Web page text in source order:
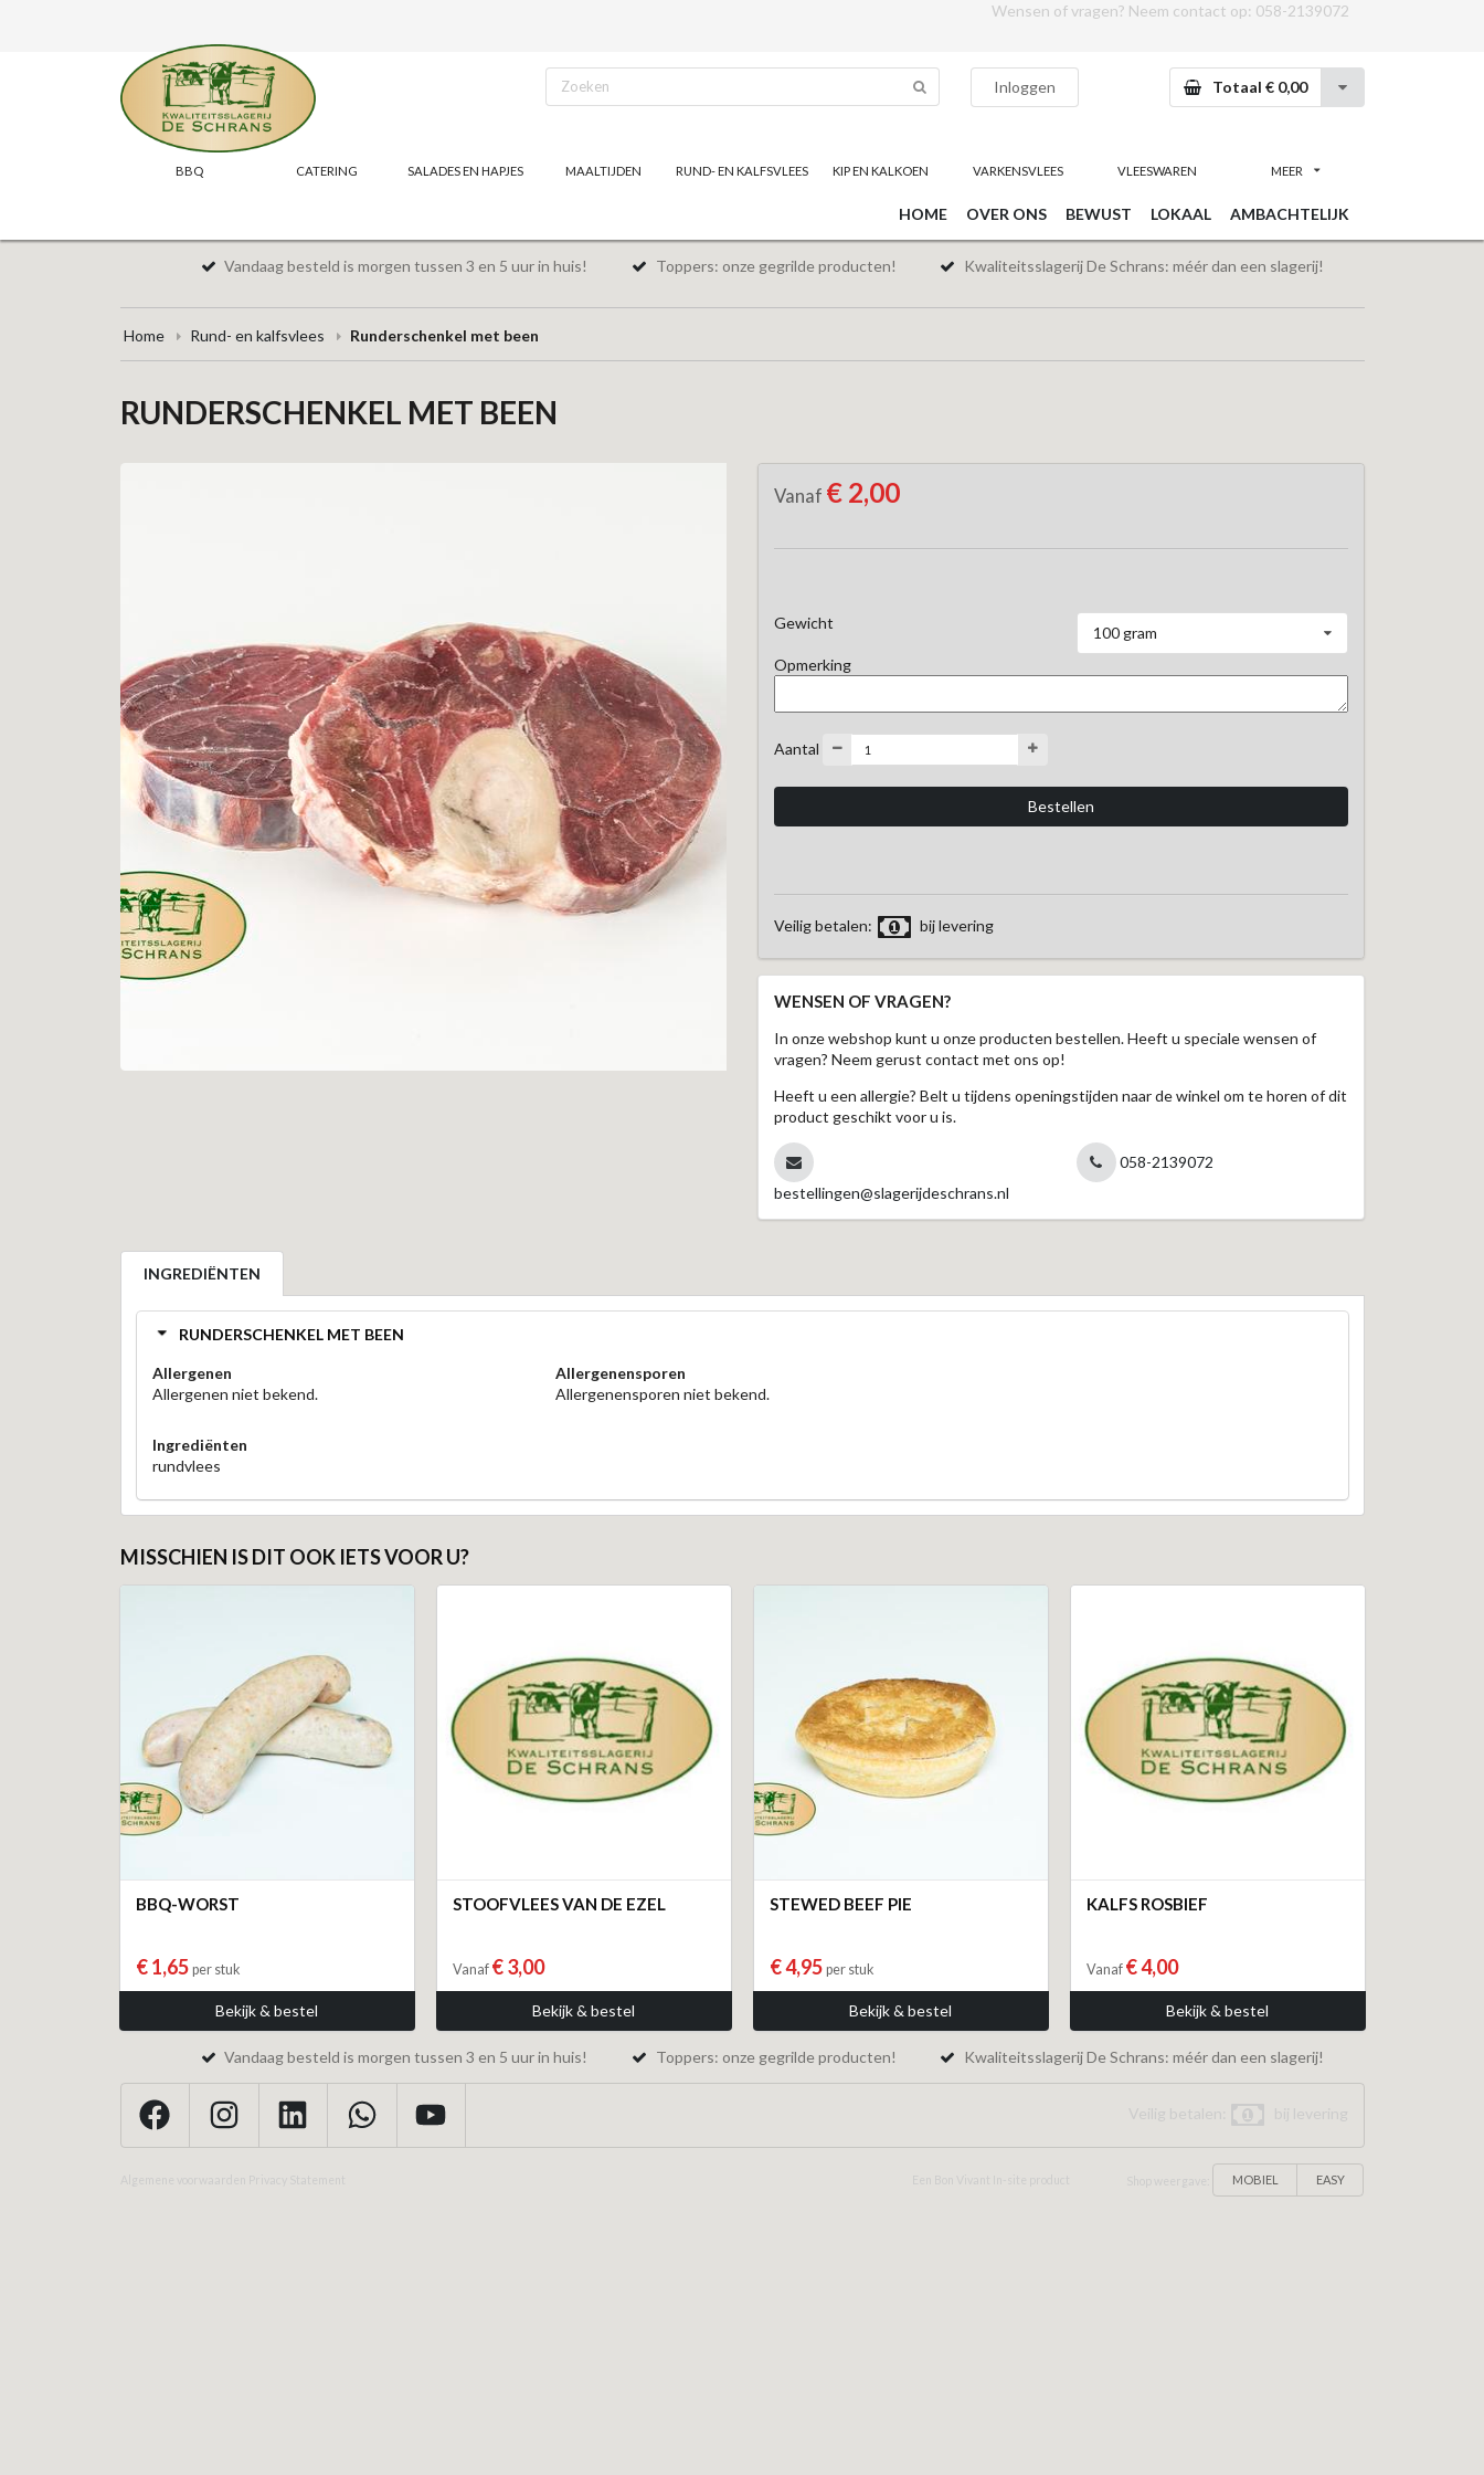
Wensen of vragen? Neem contact op: 058-2139072
Inloggen Totaal € 0,00
BBQ CATERING SALADES EN HAPJES MAALTIJDEN RUND- EN KALFSVLEES KIP EN KALKOEN VARKENSVLEES VLEESWAREN MEER
HOME OVER ONS BEWUST LOKAAL AMBACHTELIJK
Vandaag besteld is morgen tussen 3 en 5 uur in huis! Toppers: onze gegrilde producten! Kwaliteitsslagerij De Schrans: méér dan een slagerij!
Home Rund- en kalfsvlees Runderschenkel met been
RUNDERSCHENKEL MET BEEN
Vanaf € 2,00
Gewicht
100 gram
Opmerking
Aantal
Veilig betalen: bij levering
WENSEN OF VRAGEN?
In onze webshop kunt u onze producten bestellen. Heeft u speciale wensen of
vragen? Neem gerust contact met ons op!
Heeft u een allergie? Belt u tijdens openingstijden naar de winkel om te horen of dit
product geschikt voor u is.
bestellingen@slagerijdeschrans.nl
058-2139072
INGREDIËNTEN
RUNDERSCHENKEL MET BEEN
Allergenen
Allergenen niet bekend.
Allergenensporen
Allergenensporen niet bekend.
Ingrediënten
rundvlees
MISSCHIEN IS DIT OOK IETS VOOR U?
BBQ-WORST
€ 1,65 per stuk
Bekijk & bestel
STOOFVLEES VAN DE EZEL
Vanaf € 3,00
Bekijk & bestel
STEWED BEEF PIE
€ 4,95 per stuk
Bekijk & bestel
KALFS ROSBIEF
Vanaf € 4,00
Bekijk & bestel
Vandaag besteld is morgen tussen 3 en 5 uur in huis! Toppers: onze gegrilde producten! Kwaliteitsslagerij De Schrans: méér dan een slagerij!
MOBIEL EASY